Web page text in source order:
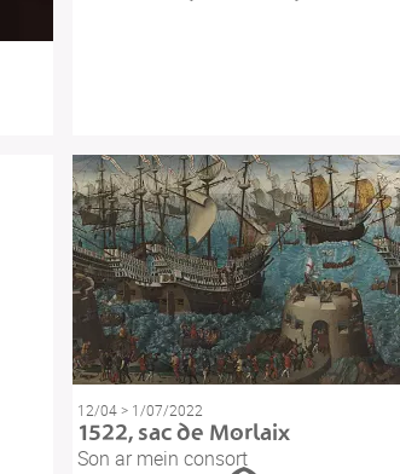
12/04 > 1/07/2022
1522, sac de Morlaix
Son ar mein consort